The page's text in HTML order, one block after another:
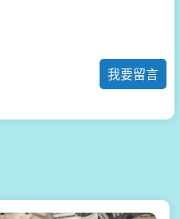
我要留言